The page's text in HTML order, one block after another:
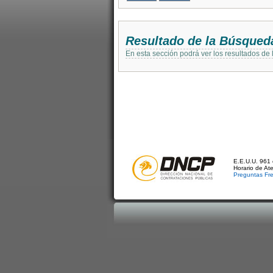
Resultado de la
En esta sección podrá ver los resultados
E.E.U.U. 961
Horario de
Preguntas